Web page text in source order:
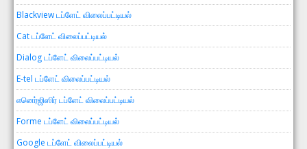
Blackview டப்ளேட் விலைப்பட்டியல்
Cat டப்ளேட் விலைப்பட்டியல்
Dialog டப்ளேட் விலைப்பட்டியல்
E-tel டப்ளேட் விலைப்பட்டியல்
எனெர்ஜிஸிர் டப்ளேட் விலைப்பட்டியல்
Forme டப்ளேட் விலைப்பட்டியல்
Google டப்ளேட் விலைப்பட்டியல்